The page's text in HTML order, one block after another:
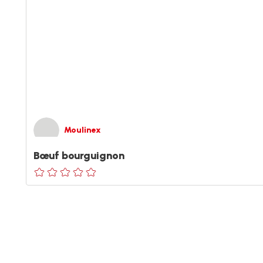
Moulinex
Bœuf bourguignon
ratings.0